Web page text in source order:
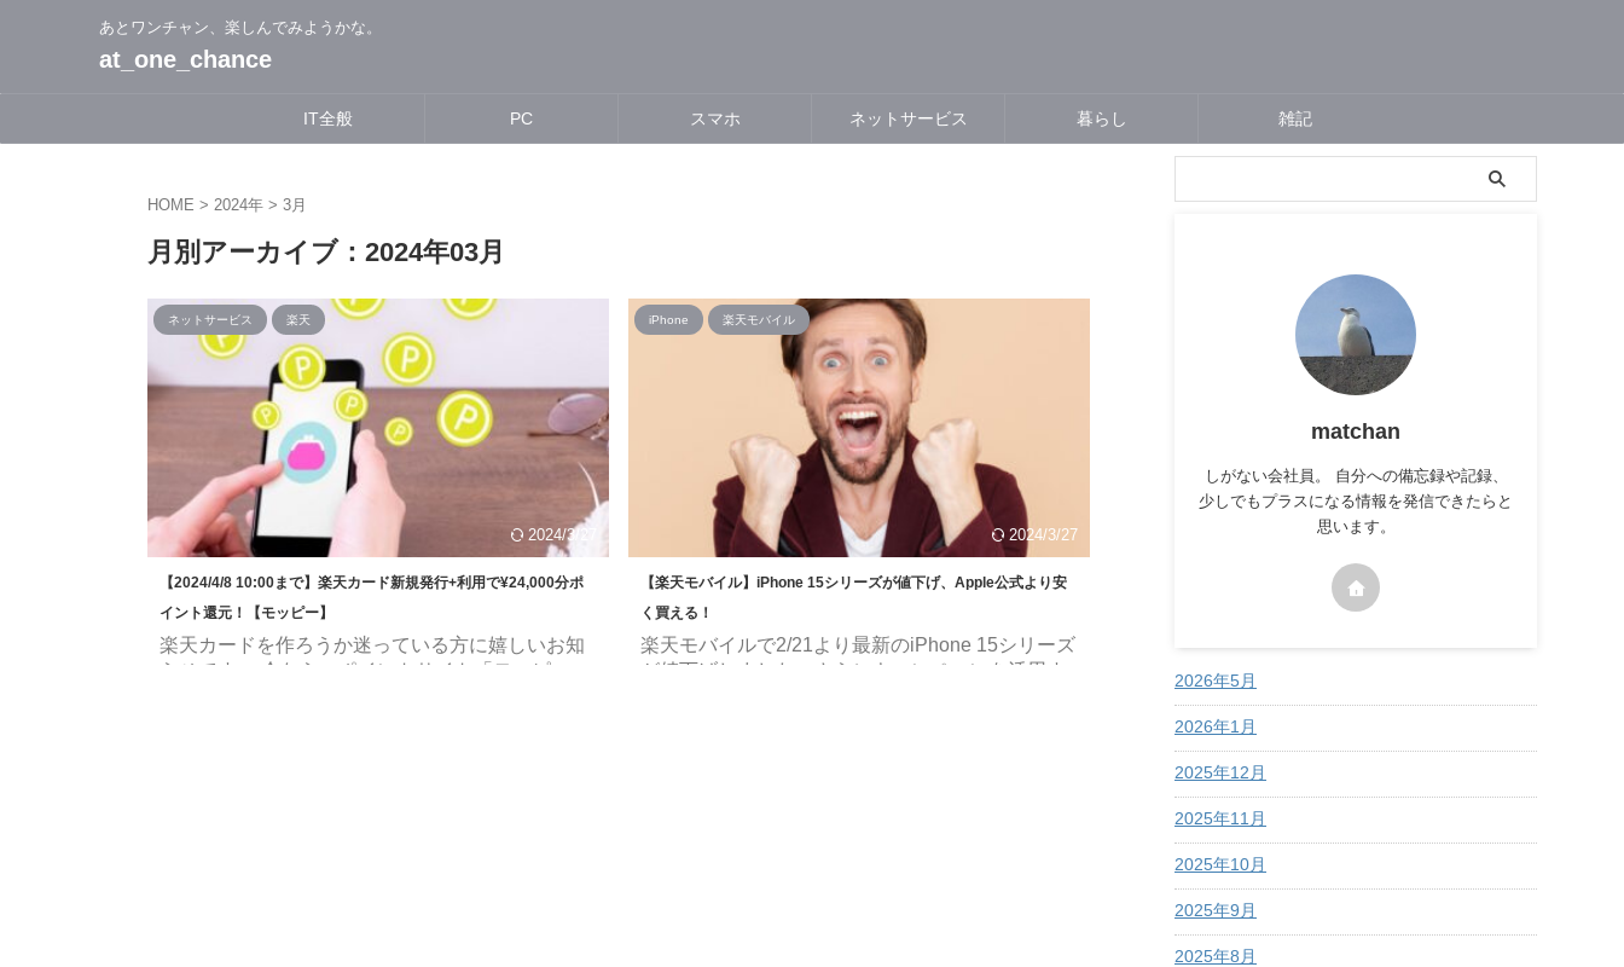
あとワンチャン、楽しんでみようかな。
at_one_chance
IT全般 PC スマホ ネットサービス 暮らし 雑記
HOME > 2024年 > 3月
月別アーカイブ：2024年03月
ネットサービス 楽天
2024/3/27
【2024/4/8 10:00まで】楽天カード新規発行+利用で¥24,000分ポ
イント還元！【モッピー】
楽天カードを作ろうか迷っている方に嬉しいお知
らせです。 今なら、ポイントサイト「モッピー」
iPhone 楽天モバイル
2024/3/27
【楽天モバイル】iPhone 15シリーズが値下げ、Apple公式より安
く買える！
楽天モバイルで2/21より最新のiPhone 15シリーズ
が値下げしました。さらにキャンペーンを活用す
matchan
しがない会社員。 自分への備忘録や記録、
少しでもプラスになる情報を発信できたらと
思います。
2026年5月
2026年1月
2025年12月
2025年11月
2025年10月
2025年9月
2025年8月